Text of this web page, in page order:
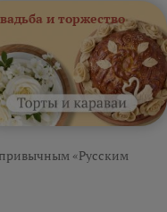
и торжество
«Русским